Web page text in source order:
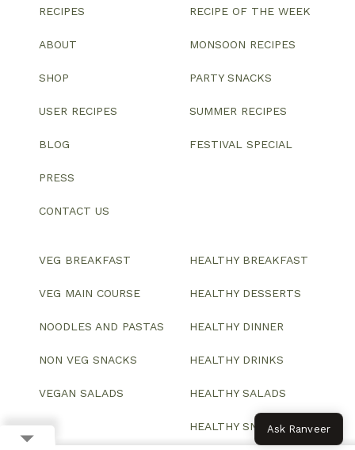
RECIPES
ABOUT
SHOP
USER RECIPES
BLOG
PRESS
CONTACT US
RECIPE OF THE WEEK
MONSOON RECIPES
PARTY SNACKS
SUMMER RECIPES
FESTIVAL SPECIAL
VEG BREAKFAST
VEG MAIN COURSE
NOODLES AND PASTAS
NON VEG SNACKS
VEGAN SALADS
HEALTHY BREAKFAST
HEALTHY DESSERTS
HEALTHY DINNER
HEALTHY DRINKS
HEALTHY SALADS
HEALTHY SNACKSAsk Ranveer